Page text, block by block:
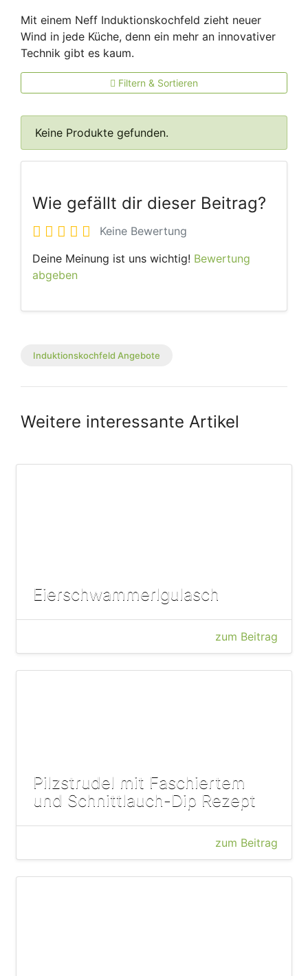
Mit einem Neff Induktionskochfeld zieht neuer
Wind in jede Küche, denn ein mehr an innovativer
Technik gibt es kaum.
Filtern & Sortieren
Keine Produkte gefunden.
Wie gefällt dir dieser Beitrag?
Keine Bewertung
Deine Meinung ist uns wichtig! Bewertung
abgeben
Induktionskochfeld Angebote
Weitere interessante Artikel
Eierschwammerlgulasch
zum Beitrag
Pilzstrudel mit Faschiertem
und Schnittlauch-Dip Rezept
zum Beitrag